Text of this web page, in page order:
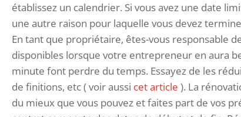
établissez un calendrier. Si vous avez une date
une autre raison pour laquelle vous devez
En tant que propriétaire, êtes-vous responsable
disponibles lorsque votre entrepreneur en aura
minute font perdre du temps. Essayez de les
de finitions, etc ( voir aussi cet article ). La
du mieux que vous pouvez et faites part de vos